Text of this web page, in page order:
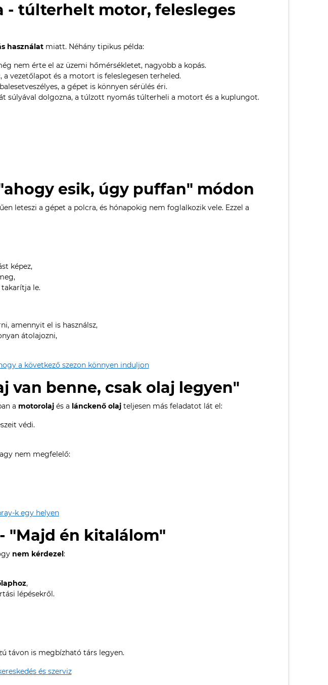
- túlterhelt motor, felesleges
használatmiatt. Néhány tipikus példa:
nem érte el az üzemi hőmérsékletet, nagyobb a kopás.
a vezetőlapot és a motort is feleslegesen terheled.
a gépet is könnyen sérülés éri.
súlyával dolgozna, a túlzott nyomás túlterheli a motort és a kuplungot.
esik, úgy puffan" módon
leteszi a gépet a polcra, és hónapokig nem foglalkozik vele. Ezzel a
képez,
takarítja le.
amennyit el is használsz,
átolajozni,
a következő szezon könnyen induljon
van benne, csak olaj legyen"
a motorolajés a lánckenő olajteljesen más feladatot lát el:
védi.
nem megfelelő:
k egy helyen
"Majd én kitalálom"
nem kérdezel:
,
lépésekről.
távon is megbízható társ legyen.
és szerviz